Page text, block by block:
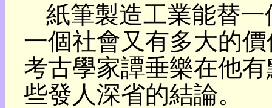
紙筆製造工業能替
一個社會又有多大的
考古學家譚垂樂在他
些發人深省的結論。